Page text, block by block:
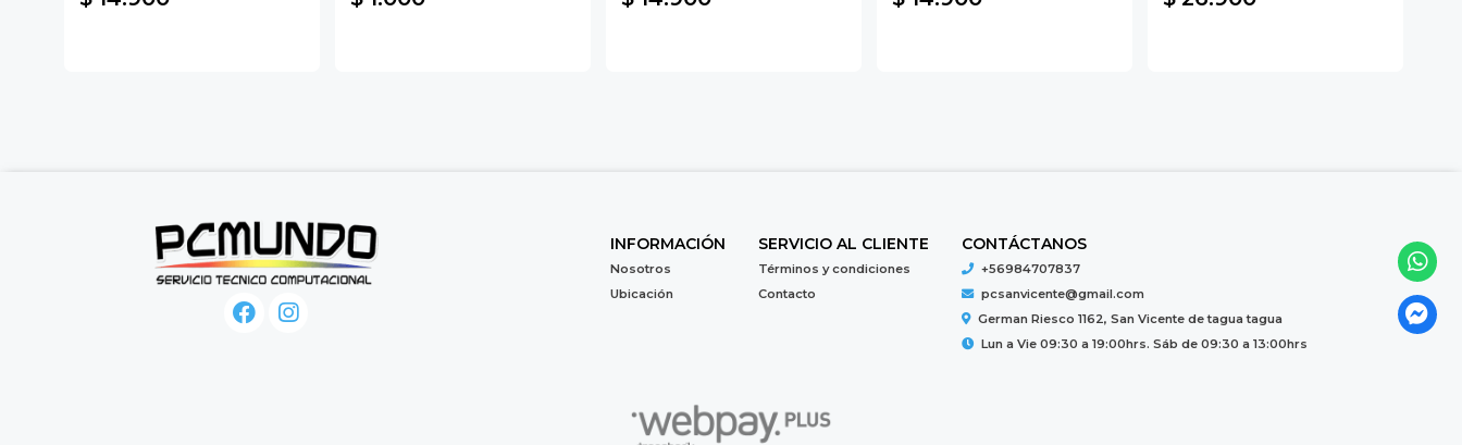
INFORMACIÓN
Nosotros
Ubicación
SERVICIO AL CLIENTE
Términos y condiciones
Contacto
CONTÁCTANOS
+56984707837
pcsanvicente@gmail.com
German Riesco 1162, San Vicente de tagua tagua
Lun a Vie 09:30 a 19:00hrs. Sáb de 09:30 a 13:00hrs